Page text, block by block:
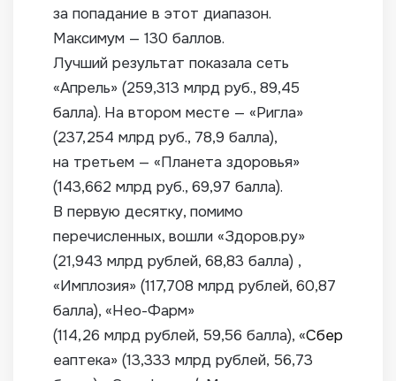
за попадание в этот диапазон.
Максимум — 130 баллов.
Лучший результат показала сеть
«Апрель» (259,313 млрд руб., 89,45
балла). На втором месте — «Ригла»
(237,254 млрд руб., 78,9 балла),
на третьем — «Планета здоровья»
(143,662 млрд руб., 69,97 балла).
В первую десятку, помимо
перечисленных, вошли «Здоров.ру»
(21,943 млрд рублей, 68,83 балла) ,
«Имплозия» (117,708 млрд рублей, 60,87
балла), «Нео-Фарм»
(114,26 млрд рублей, 59,56 балла), «Сбер
еаптека» (13,333 млрд рублей, 56,73